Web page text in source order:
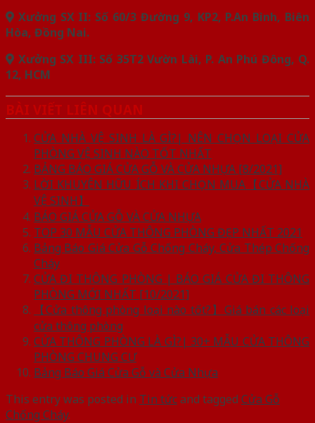
Xưởng SX II: Số 60/3 Đường 9, KP2, P.An Bình, Biên
Hòa, Đồng Nai.
Xưởng SX III: Số 35T2 Vườn Lài, P. An Phú Đông, Q.
12, HCM
BÀI VIẾT LIÊN QUAN
CỬA NHÀ VỆ SINH LÀ GÌ?| NÊN CHỌN LOẠI CỬA
PHÒNG VỆ SINH NÀO TỐT NHẤT
BẢNG BÁO GIÁ CỬA GỖ VÀ CỬA NHỰA [8/2021]
LỜI KHUYÊN HỮU ÍCH KHI CHỌN MUA【CỬA NHÀ
VỆ SINH】
BÁO GIÁ CỬA GỖ VÀ CỬA NHỰA
TOP 30 MẪU CỬA THÔNG PHÒNG ĐẸP NHẤT 2021
Bảng Báo Giá Cửa Gỗ Chống Cháy, Cửa Thép Chống
Cháy
CỬA ĐI THÔNG PHÒNG | BÁO GIÁ CỬA ĐI THÔNG
PHÒNG MỚI NHẤT [10/2021]
【Cửa thông phòng loại nào tốt?】Giá bán các loại
cửa thông phòng
CỬA THÔNG PHÒNG LÀ GÌ?| 30+ MẪU CỬA THÔNG
PHÒNG CHUNG CƯ
Bảng Báo Giá Cửa Gỗ và Cửa Nhựa
This entry was posted in Tin tứcand tagged Cửa Gỗ
Chống Cháy.